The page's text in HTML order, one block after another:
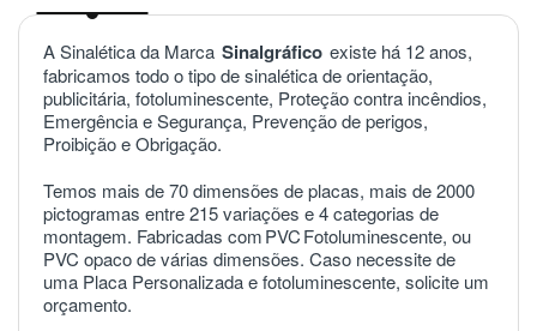
A Sinalética da Marca Sinalgráfico existe há 12 anos,
fabricamos todo o tipo de sinalética de orientação,
publicitária, fotoluminescente, Proteção contra incêndios,
Emergência e Segurança, Prevenção de perigos,
Proibição e Obrigação.
Temos mais de 70 dimensões de placas, mais de 2000
pictogramas entre 215 variações e 4 categorias de
montagem. Fabricadas comPVCFotoluminescente, ou
PVC opaco de várias dimensões. Caso necessite de
uma Placa Personalizada e fotoluminescente, solicite um
orçamento.